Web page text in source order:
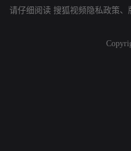
请仔细阅读 搜狐视频隐私政策、